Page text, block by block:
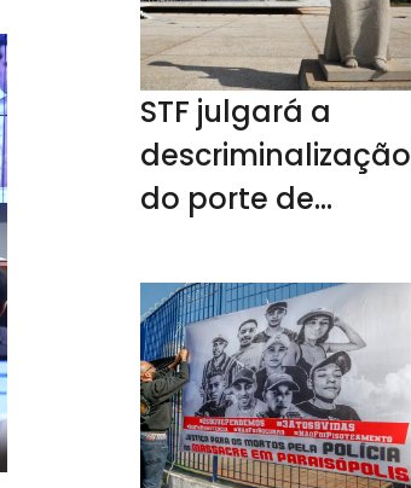
STF julgará a
descriminalização
do porte de
próximo ano